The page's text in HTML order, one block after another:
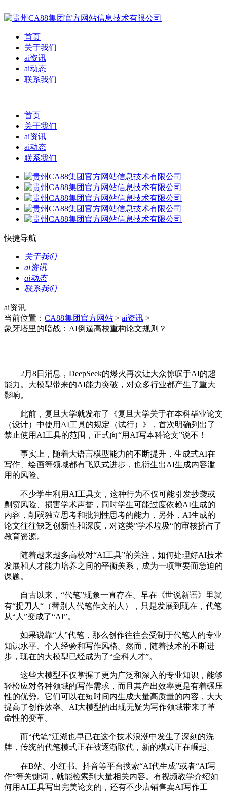
首页
关于我们
ai资讯
ai动态
联系我们
首页
关于我们
ai资讯
ai动态
联系我们
快捷导航
关于我们
ai资讯
ai动态
联系我们
ai资讯
当前位置： CA88集团官方网站 > ai资讯 >
象牙塔里的暗战：AI倒逼高校重构论文规则？
2月8日消息，DeepSeek的爆火再次让大众惊叹于AI的超
能力。大模型带来的AI能力突破，对众多行业都产生了重大
影响。
此前，复旦大学就发布了《复旦大学关于在本科毕业论文
（设计）中使用AI工具的规定（试行）》，首次明确列出了
禁止使用AI工具的范围，正式向“用AI写本科论文”说不！
事实上，随着大语言模型能力的不断提升，生成式AI在
写作、绘画等领域都有飞跃式进步，也衍生出AI生成内容滥
用的风险。
不少学生利用AI工具文，这种行为不仅可能引发抄袭或
剽窃风险、损害学术声誉，同时学生可能过度依赖AI生成的
内容，削弱独立思考和批判性思考的能力，另外，AI生成的
论文往往缺乏创新性和深度，对这类”学术垃圾“的审核挤占了
教育资源。
随着越来越多高校对“AI工具”的关注，如何处理好AI技术
发展和人才能力培养之间的平衡关系，成为一项重要而急迫的
课题。
自古以来，“代笔”现象一直存在。早在《世说新语》里就
有“捉刀人“（替别人代笔作文的人），只是发展到现在，代笔
从“人”变成了“AI”。
如果说靠“人”代笔，那么创作往往会受制于代笔人的专业
知识水平、个人经验和写作风格。然而，随着技术的不断进
步，现在的大模型已经成为了“全科人才”。
这些大模型不仅掌握了更为广泛和深入的专业知识，能够
轻松应对各种领域的写作需求，而且其产出效率更是有着碾压
性的优势。它们可以在短时间内生成大量高质量的内容，大大
提高了创作效率。AI大模型的出现无疑为写作领域带来了革
命性的变革。
而“代笔”江湖也早已在这个技术浪潮中发生了深刻的洗
牌，传统的代笔模式正在被逐渐取代，新的模式正在崛起。
在B站、小红书、抖音等平台搜索“AI代生成”或者“AI写
作”等关键词，就能检索到大量相关内容。有视频教学介绍如
何用AI工具写出完美论文的，还有不少店铺售卖AI写作工